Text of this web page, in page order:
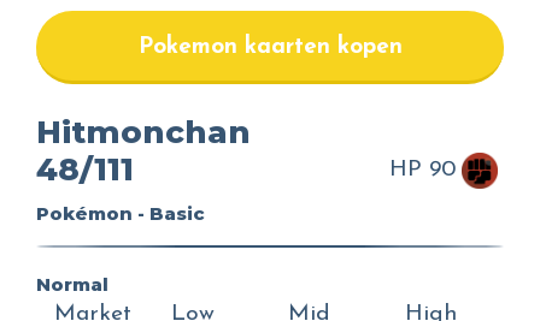
Pokemon kaarten kopen
Hitmonchan
48/111
Pokémon - Basic
HP 90
Normal
Market
Low
Mid
High